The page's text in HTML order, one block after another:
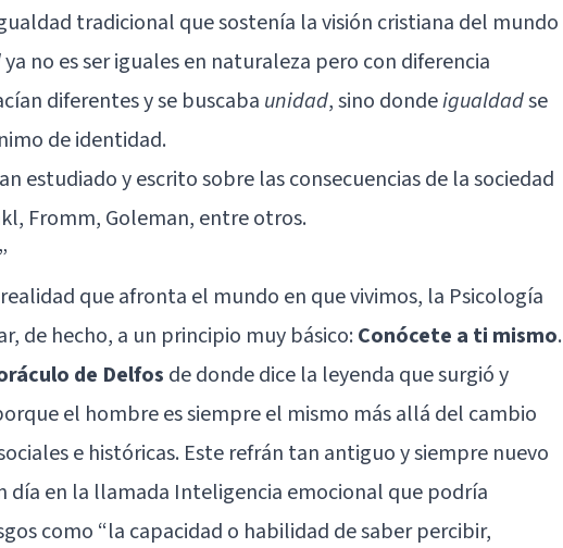
tradicional que sostenía la visión cristiana del mundo
ya no es ser iguales en naturaleza pero con diferencia
diferentes y se buscaba unidad, sino dondeigualdadse
de identidad.
estudiado y escrito sobre las consecuencias de la sociedad
Fromm, Goleman, entre otros.
que afronta el mundo en que vivimos, la Psicología
de hecho, a un principio muy básico:Conócete a ti mismo.
de Delfos de donde dice la leyenda que surgió y
el hombre es siempre el mismo más allá del cambio
e históricas. Este refrán tan antiguo y siempre nuevo
día en la llamada Inteligencia emocional que podría
como “la capacidad o habilidad de saber percibir,